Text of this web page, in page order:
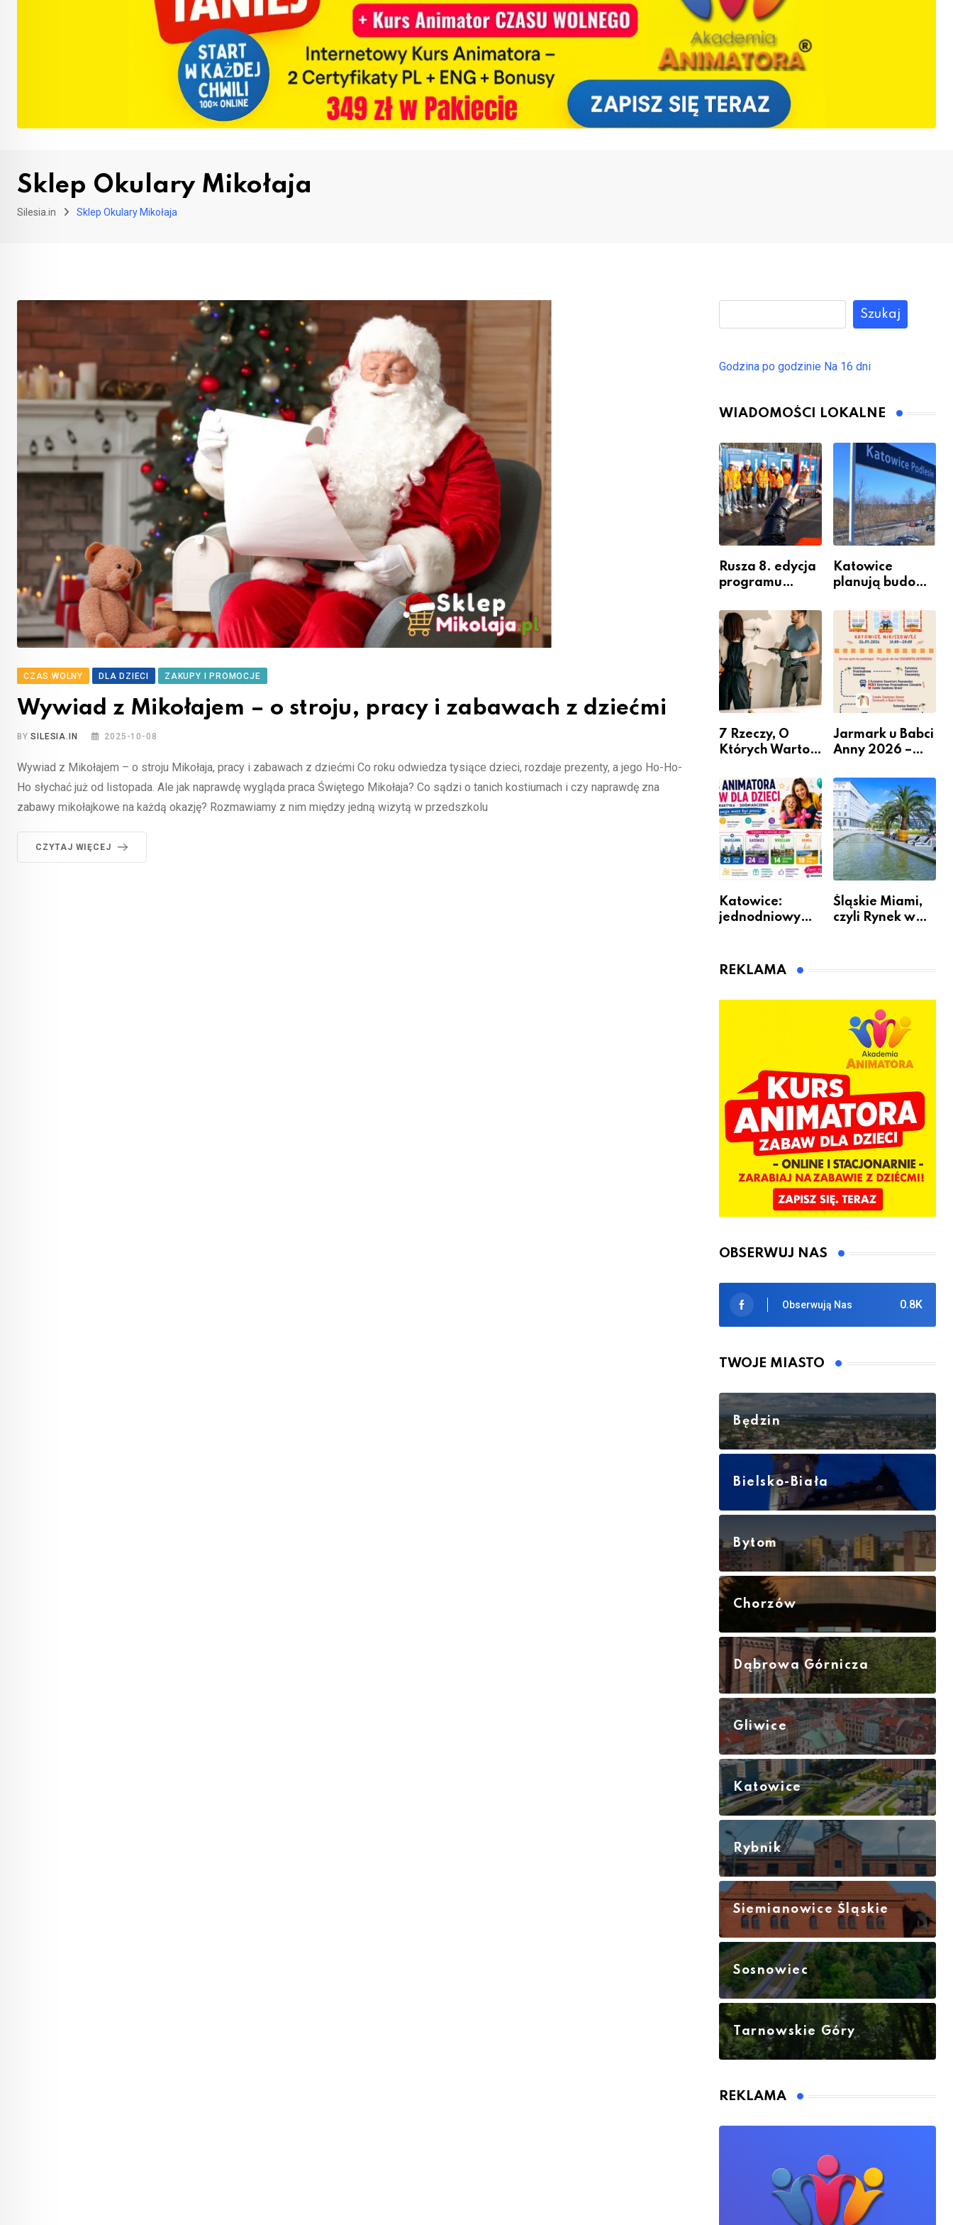
Sklep Okulary Mikołaja
Silesia.in Sklep Okulary Mikołaja
CZAS WOLNY DLA DZIECI ZAKUPY I PROMOCJE
Wywiad z Mikołajem – o stroju, pracy i zabawach z dziećmi
BYSILESIA.IN 2025-10-08
Wywiad z Mikołajem – o stroju Mikołaja, pracy i zabawach z dziećmi Co roku odwiedza tysiące dzieci, rozdaje prezenty, a jego Ho-Ho-
Ho słychać już od listopada. Ale jak naprawdę wygląda praca Świętego Mikołaja? Co sądzi o tanich kostiumach i czy naprawdę zna
zabawy mikołajkowe na każdą okazję? Rozmawiamy z nim między jedną wizytą w przedszkolu
CZYTAJ WIĘCEJ
Szukaj
Godzina po godzinie Na 16 dni
WIADOMOŚCI LOKALNE
Rusza 8. edycja
programu
Miastem
Fachowców” –
nabór dla
przedsiębiorców
Katowice
planują budowę
przesiadkoweg
o w Podlesiu
7 Rzeczy, O
Których Warto
Remontem
Mieszkania
Jarmark u Babci
Anny 2026 –
Katowice:
jednodniowy
animatora
Śląskie Miami,
czyli Rynek w
REKLAMA
OBSERWUJ NAS
0.8K
Obserwują Nas
TWOJE MIASTO
Będzin
Bielsko-Biała
Bytom
Chorzów
Dąbrowa Górnicza
Gliwice
Katowice
Rybnik
Siemianowice Śląskie
Sosnowiec
Tarnowskie Góry
REKLAMA